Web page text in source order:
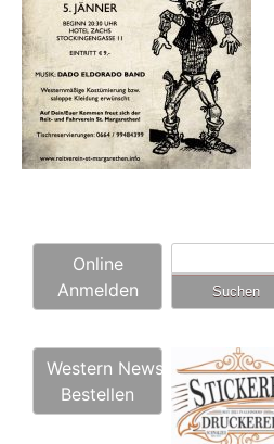
Online
Anmelden
nach:
Western News
Bestellen